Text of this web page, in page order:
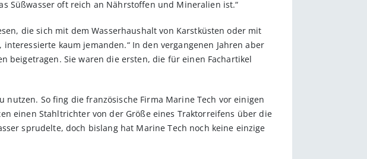
Süßwasser oft reich an Nährstoffen und Mineralien ist.“
die sich mit dem Wasserhaushalt von Karstküsten oder mit
kaum jemanden.“ In den vergangenen Jahren aber
beigetragen. Sie waren die ersten, die für einen Fachartikel
So fing die französische Firma Marine Tech vor einigen
einen Stahltrichter von der Größe eines Traktorreifens über die
sprudelte, doch bislang hat Marine Tech noch keine einzige